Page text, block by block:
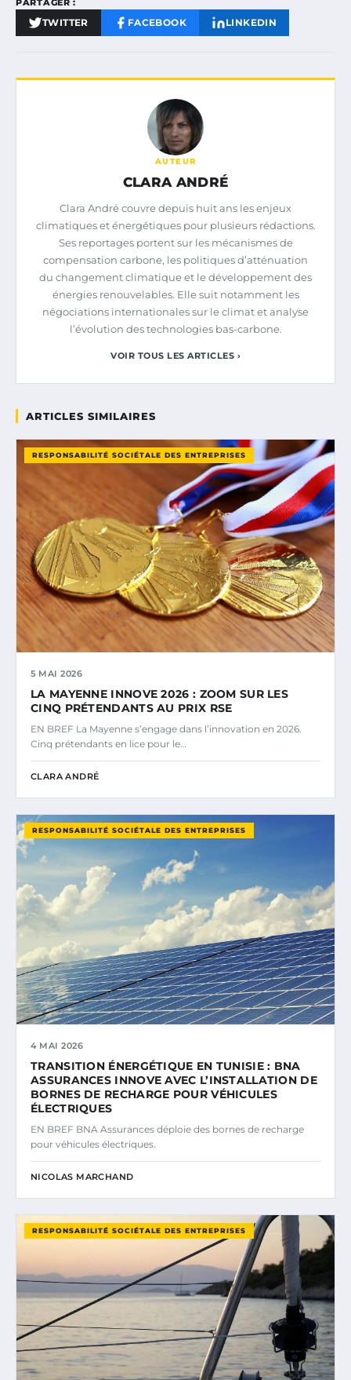
PARTAGER :
TWITTER FACEBOOK LINKEDIN
AUTEUR
CLARA ANDRÉ
Clara André couvre depuis huit ans les enjeux
climatiques et énergétiques pour plusieurs rédactions.
Ses reportages portent sur les mécanismes de
compensation carbone, les politiques d’atténuation
du changement climatique et le développement des
énergies renouvelables. Elle suit notamment les
négociations internationales sur le climat et analyse
l’évolution des technologies bas-carbone.
VOIR TOUS LES ARTICLES ›
ARTICLES SIMILAIRES
RESPONSABILITÉ SOCIÉTALE DES ENTREPRISES
5 MAI 2026
LA MAYENNE INNOVE 2026 : ZOOM SUR LES
CINQ PRÉTENDANTS AU PRIX RSE
EN BREF La Mayenne s’engage dans l’innovation en 2026.
Cinq prétendants en lice pour le…
CLARA ANDRÉ
RESPONSABILITÉ SOCIÉTALE DES ENTREPRISES
4 MAI 2026
TRANSITION ÉNERGÉTIQUE EN TUNISIE : BNA
ASSURANCES INNOVE AVEC L’INSTALLATION DE
BORNES DE RECHARGE POUR VÉHICULES
ÉLECTRIQUES
EN BREF BNA Assurances déploie des bornes de recharge
pour véhicules électriques.
NICOLAS MARCHAND
RESPONSABILITÉ SOCIÉTALE DES ENTREPRISES